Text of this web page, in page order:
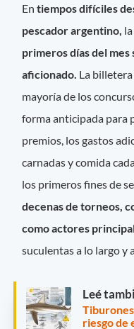
En tiempos difíciles
pescador argentino,
primeros días del mes
aficionado. La billetera
mayoría de los
forma anticipada para
premios, los gastos
carnadas y comida
los primeros fines de
decenas de torneos,
como actores
suculentas a lo largo y
Leé
riesgo de